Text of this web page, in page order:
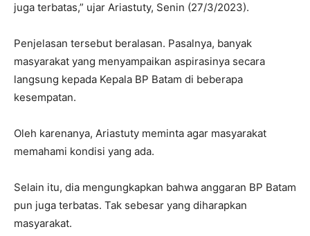
juga terbatas,” ujar Ariastuty, Senin (27/3/2023).
Penjelasan tersebut beralasan. Pasalnya, banyak
masyarakat yang menyampaikan aspirasinya secara
langsung kepada Kepala BP Batam di beberapa
kesempatan.
Oleh karenanya, Ariastuty meminta agar masyarakat
memahami kondisi yang ada.
Selain itu, dia mengungkapkan bahwa anggaran BP Batam
pun juga terbatas. Tak sebesar yang diharapkan
masyarakat.